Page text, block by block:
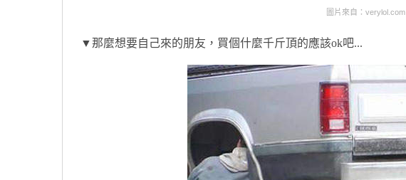
圖片來自：verylol.com
▼那麼想要自己來的朋友，買個什麼千斤頂的應該ok吧...